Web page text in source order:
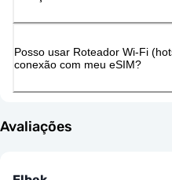
Posso usar Roteador Wi-Fi
conexão com meu eSIM?
Avaliações